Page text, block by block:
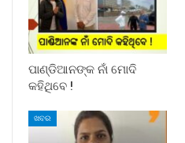
ପାଣ୍ଡିଆନଙ୍କ ନାଁ ମୋଦି
କହିଥିବେ !
ଖବର